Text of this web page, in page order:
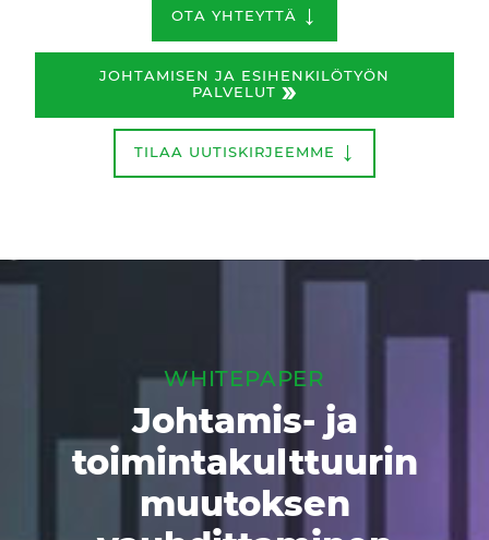
OTA YHTEYTTÄ ↓
JOHTAMISEN JA ESIHENKILÖTYÖN
PALVELUT »
TILAA UUTISKIRJEEMME ↓
WHITEPAPER
Johtamis- ja
toimintakulttuurin
muutoksen